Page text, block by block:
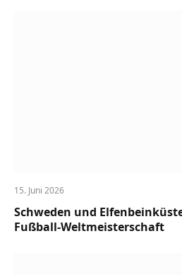
15. Juni 2026
Schweden und
Fußball-Weltmeisterschaft